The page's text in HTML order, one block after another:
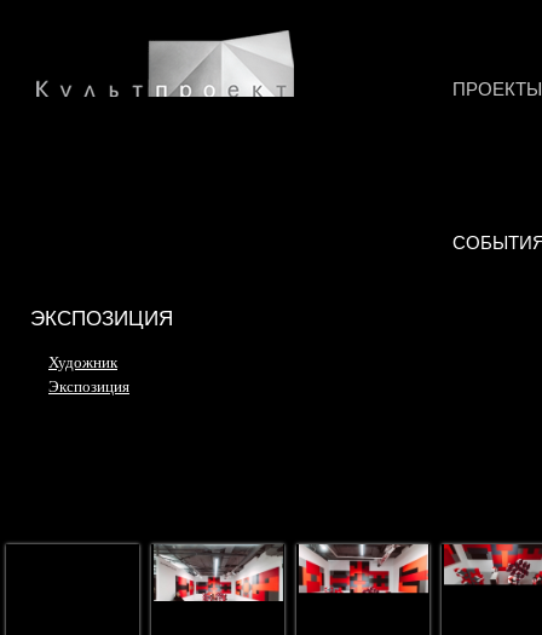
ПРОЕКТЫ
ЭКСПОЗИЦИЯ
Художник
Экспозиция